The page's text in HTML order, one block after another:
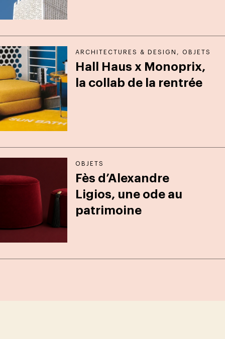
ARCHITECTURES & DESIGN ,OBJETS
Hall Haus x Monoprix,
la collab de la rentrée
OBJETS
Fès d’Alexandre
Ligios, une ode au
patrimoine